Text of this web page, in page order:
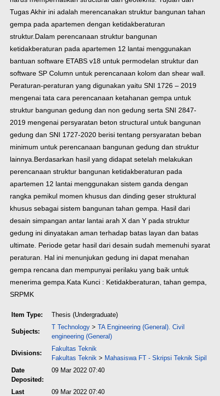
Tugas Akhir ini adalah merencanakan struktur bangunan tahan
gempa pada apartemen dengan ketidakberaturan
struktur. Dalam perencanaan struktur bangunan
ketidakberaturan pada apartemen 12 lantai menggunakan
bantuan software ETABS v18 untuk permodelan struktur dan
software SP Column untuk perencanaan kolom dan shear wall.
Peraturan-peraturan yang digunakan yaitu SNI 1726 – 2019
mengenai tata cara perencanaan ketahanan gempa untuk
struktur bangunan gedung dan non gedung serta SNI 2847-
2019 mengenai persyaratan beton structural untuk bangunan
gedung dan SNI 1727-2020 berisi tentang persyaratan beban
minimum untuk perencanaan bangunan gedung dan struktur
lainnya. Berdasarkan hasil yang didapat setelah melakukan
perencanaan struktur bangunan ketidakberaturan pada
apartemen 12 lantai menggunakan sistem ganda dengan
rangka pemikul momen khusus dan dinding geser struktural
khusus sebagai sistem bangunan tahan gempa. Hasil dari
desain simpangan antar lantai arah X dan Y pada struktur
gedung ini dinyatakan aman terhadap batas layan dan batas
ultimate. Periode getar hasil dari desain sudah memenuhi syarat
peraturan. Hal ini menunjukan gedung ini dapat menahan
gempa rencana dan mempunyai perilaku yang baik untuk
menerima gempa. Kata Kunci : Ketidakberaturan, tahan gempa,
SRPMK
Item Type: Thesis (Undergraduate)
Subjects:
T Technology > TA Engineering (General). Civil
engineering (General)
Divisions:
Fakultas Teknik
Fakultas Teknik > Mahasiswa FT - Skripsi Teknik Sipil
Date
Deposited:
09 Mar 2022 07:40
Last
09 Mar 2022 07:40